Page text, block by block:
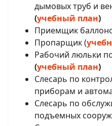
дымовых труб и
(учебный план)
Приемщик
Пропарщик (
Рабочий люльки
(учебный план)
Слесарь по
приборам и
Слесарь по
подъемных